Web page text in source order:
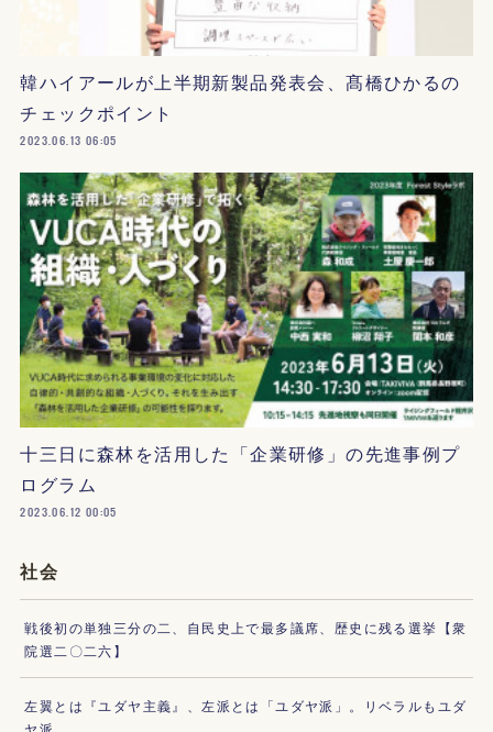
韓ハイアールが上半期新製品発表会、髙橋ひかるの
チェックポイント
2023.06.13 06:05
十三日に森林を活用した「企業研修」の先進事例プ
ログラム
2023.06.12 00:05
社会
戦後初の単独三分の二、自民史上で最多議席、歴史に残る選挙【衆
院選二〇二六】
左翼とは『ユダヤ主義』、左派とは「ユダヤ派」。リベラルもユダ
ヤ派